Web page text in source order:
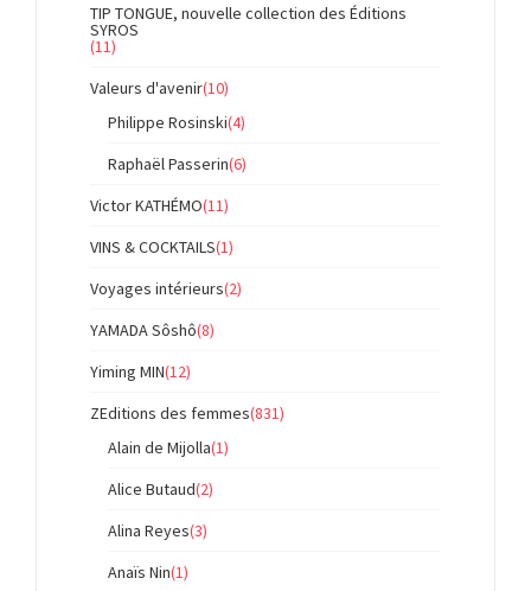
TIP TONGUE, nouvelle collection des Éditions
SYROS
(11)
Valeurs d'avenir(10)
Philippe Rosinski(4)
Raphaël Passerin(6)
Victor KATHÉMO(11)
VINS & COCKTAILS(1)
Voyages intérieurs(2)
YAMADA Sôshô(8)
Yiming MIN(12)
ZEditions des femmes(831)
Alain de Mijolla(1)
Alice Butaud(2)
Alina Reyes(3)
Anaïs Nin(1)